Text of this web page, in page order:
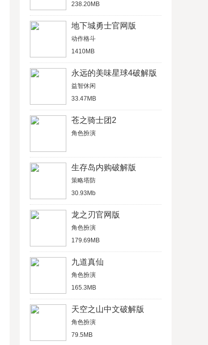
238.20MB
地下城勇士官网版
动作格斗
1410MB
永远的美味星球4破解版
益智休闲
33.47MB
苍之骑士团2
角色扮演
生存岛内购破解版
策略塔防
30.93Mb
龙之刃官网版
角色扮演
179.69MB
九道真仙
角色扮演
165.3MB
天空之山中文破解版
角色扮演
79.5MB